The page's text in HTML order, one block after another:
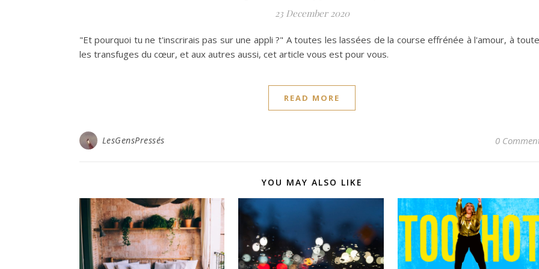
23 December 2020
"Et pourquoi tu ne t'inscrirais pas sur une appli ?" A toutes les lassées de la course effrénée à l'amour, à
les transfuges du cœur, et aux autres aussi, cet article vous est pour vous.
READ MORE
LesGensPressés 0
YOU MAY ALSO LIKE